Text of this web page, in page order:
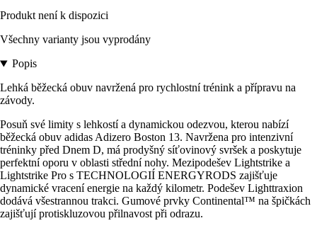
Produkt není k dispozici
Všechny varianty jsou vyprodány
Popis
Lehká běžecká obuv navržená pro rychlostní trénink a přípravu na
závody.
Posuň své limity s lehkostí a dynamickou odezvou, kterou nabízí
běžecká obuv adidas Adizero Boston 13. Navržena pro intenzivní
tréninky před Dnem D, má prodyšný síťovinový svršek a poskytuje
perfektní oporu v oblasti střední nohy. Mezipodešev Lightstrike a
Lightstrike Pro s TECHNOLOGIÍ ENERGYRODS zajišťuje
dynamické vracení energie na každý kilometr. Podešev Lighttraxion
dodává všestrannou trakci. Gumové prvky Continental™ na špičkách
zajišťují protiskluzovou přilnavost při odrazu.